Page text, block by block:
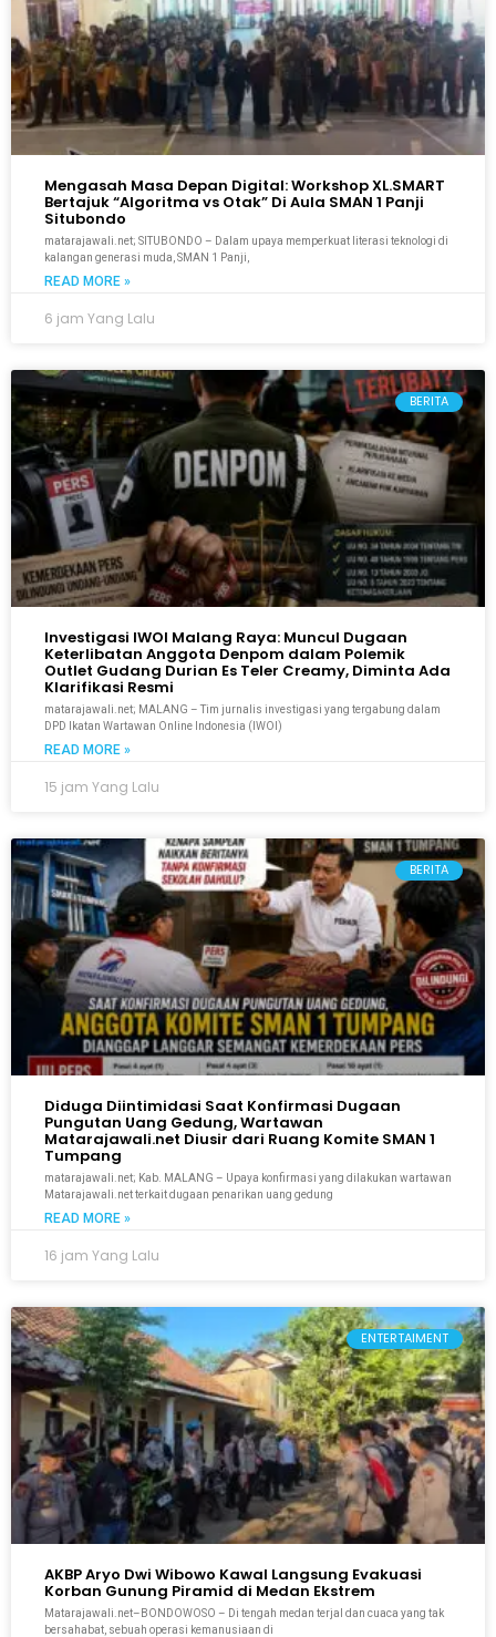
Mengasah Masa Depan Digital: Workshop XL.SMART
Bertajuk “Algoritma vs Otak” Di Aula SMAN 1 Panji
Situbondo
matarajawali.net; SITUBONDO – Dalam upaya memperkuat literasi teknologi di
kalangan generasi muda, SMAN 1 Panji,
READ MORE »
6 jam Yang Lalu
BERITA
Investigasi IWOI Malang Raya: Muncul Dugaan
Keterlibatan Anggota Denpom dalam Polemik
Outlet Gudang Durian Es Teler Creamy, Diminta Ada
Klarifikasi Resmi
matarajawali.net; MALANG – Tim jurnalis investigasi yang tergabung dalam
DPD Ikatan Wartawan Online Indonesia (IWOI)
READ MORE »
15 jam Yang Lalu
BERITA
Diduga Diintimidasi Saat Konfirmasi Dugaan
Pungutan Uang Gedung, Wartawan
Matarajawali.net Diusir dari Ruang Komite SMAN 1
Tumpang
matarajawali.net; Kab. MALANG – Upaya konfirmasi yang dilakukan wartawan
Matarajawali.net terkait dugaan penarikan uang gedung
READ MORE »
16 jam Yang Lalu
ENTERTAIMENT
AKBP Aryo Dwi Wibowo Kawal Langsung Evakuasi
Korban Gunung Piramid di Medan Ekstrem
Matarajawali.net–BONDOWOSO – Di tengah medan terjal dan cuaca yang tak
bersahabat, sebuah operasi kemanusiaan di